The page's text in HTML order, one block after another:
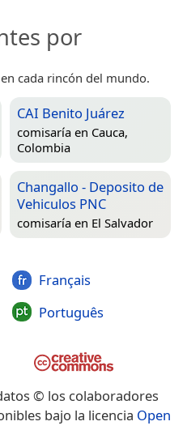
por
cada rincón del mundo.
CAI Benito Juárez
comisaría en Cauca,
Colombia
Changallo - Deposito de
Vehiculos PNC
comisaría en El Salvador
Français
Português
© los colaboradores
bajo la licencia Open